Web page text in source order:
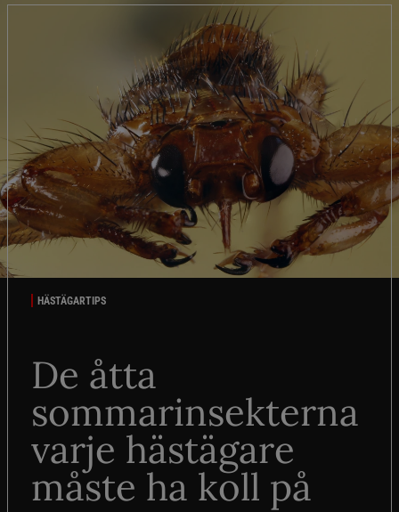
HÄSTÄGARTIPS
De åtta
sommarinsekterna
varje hästägare
måste ha koll på